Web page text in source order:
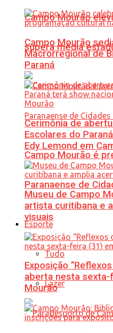
Campo Mourão
supera média
Campo Mourão é
Paranaense de
Esporte
Tudo
Lazer
Campo Mourão
Macrorregional de
Paraná
Cerimônia de
Escolares do
Edy Lemond em
Museu de Campo
artista curitibana e
visuais
Exposição
aberta nesta
Mourão